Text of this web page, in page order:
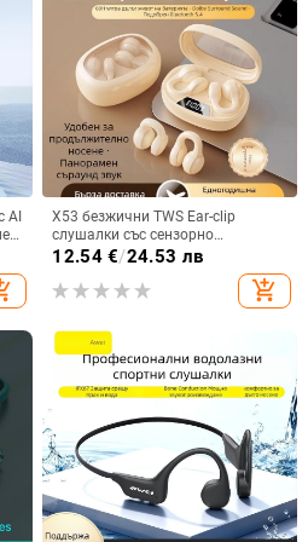
AI
X53 безжични TWS Ear-clip
слушалки със сензорно
докосване, шумопотискане и
12.54€/24.53 лв
add_shopping_cart